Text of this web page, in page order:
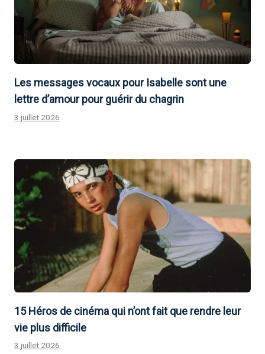
Les messages vocaux pour Isabelle sont une
lettre d’amour pour guérir du chagrin
3 juillet 2026
15 Héros de cinéma qui n’ont fait que rendre leur
vie plus difficile
3 juillet 2026